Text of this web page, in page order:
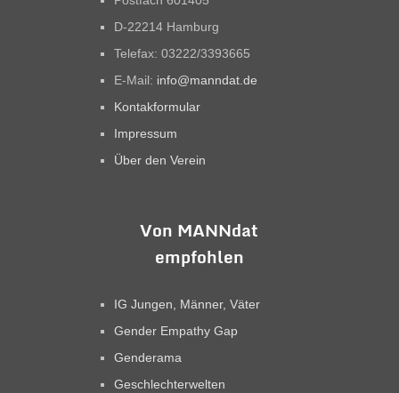
D-22214 Hamburg
Telefax: 03222/3393665
E-Mail: info@manndat.de
Kontakformular
Impressum
Über den Verein
Von MANNdat
empfohlen
IG Jungen, Männer, Väter
Gender Empathy Gap
Genderama
Geschlechterwelten